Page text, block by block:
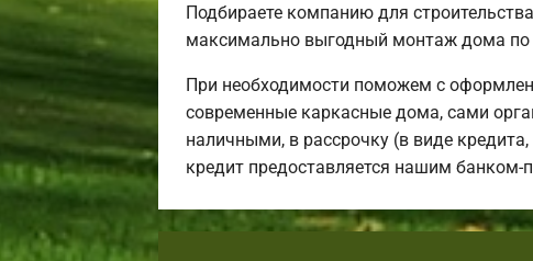
Подбираете компанию для
максимально выгодный монтаж дома по
При необходимости поможем с
современные каркасные дома, сами
наличными, в рассрочку (в виде
кредит предоставляется нашим банком-